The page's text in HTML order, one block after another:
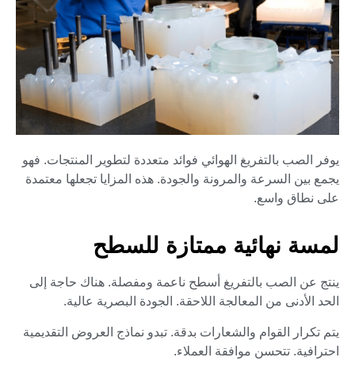
يوفر الصب بالتفريغ الهوائي فوائد متعددة لتطوير المنتجات. فهو
يجمع بين السرعة والمرونة والجودة. هذه المزايا تجعلها معتمدة
على نطاق واسع.
لمسة نهائية ممتازة للسطح
ينتج عن الصب بالتفريغ أسطح ناعمة ومفصلة. هناك حاجة إلى
الحد الأدنى من المعالجة اللاحقة. الجودة البصرية عالية.
يتم تكرار القوام والشعارات بدقة. تبدو نماذج العروض التقديمية
احترافية. تتحسن موافقة العملاء.